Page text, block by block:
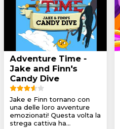
Adventure Time -
Jake and Finn's
Candy Dive
Jake e Finn tornano con
una delle loro avventure
emozionati! Questa volta la
strega cattiva ha...